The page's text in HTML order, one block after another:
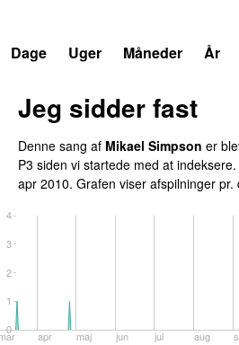
Dage
Uger Måneder År
Jeg sidder fast
Denne sang af Mikael Simpson er
P3 siden vi startede med at
apr 2010. Grafen viser afspilninger pr.
apr maj jun jul aug
0
1
2
3
4